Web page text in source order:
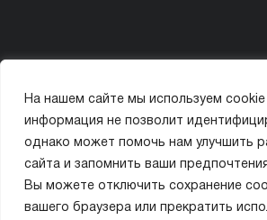
На нашем сайте мы используем
информация не позволит
однако может помочь нам улучшить
сайта и запомнить ваши
Вы можете отключить сохранение
вашего браузера или прекратить
©
С ИНСТРУКЦИЕЙ ИЛИ